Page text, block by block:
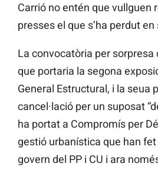
Carrió no entén que vullguen
presses el que s’ha perdut
La convocatòria per sorpresa
que portaria la segona
General Estructural, i la seua
cancel·lació per un suposat
ha portat a Compromís per
gestió urbanística que han
govern del PP i CU i ara